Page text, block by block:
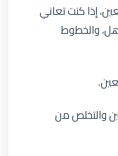
إذا كنت تعاني
والخطوط
والتخلص من